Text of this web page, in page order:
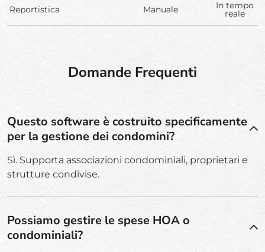
Reportistica Manuale In tempo
reale
Domande Frequenti
Questo software è costruito specificamente
per la gestione dei condomini?
Sì. Supporta associazioni condominiali, proprietari e
strutture condivise.
Possiamo gestire le spese HOA o
condominiali?